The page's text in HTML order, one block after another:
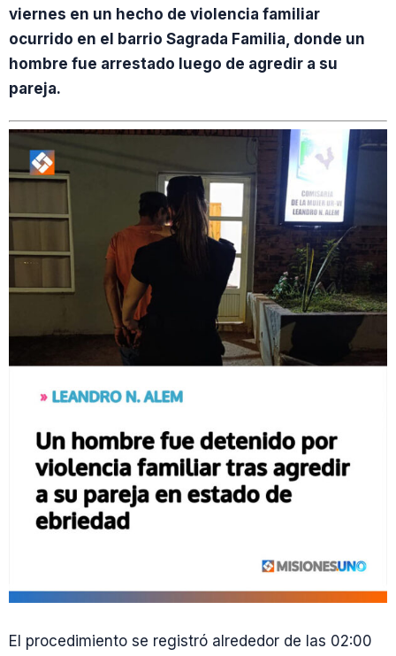
viernes en un hecho de violencia familiar
ocurrido en el barrio Sagrada Familia, donde un
hombre fue arrestado luego de agredir a su
pareja.
El procedimiento se registró alrededor de las 02:00